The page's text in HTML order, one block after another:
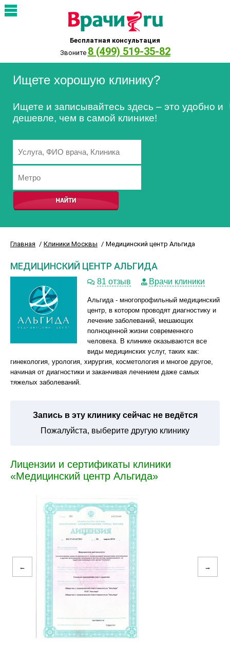
Бесплатная консультация
Звоните 8 (499) 519-35-82
Ищете хорошую клинику?
Ищете и записывайтесь здесь – это удобно и
дешевле, чем в самой клинике!
Главная Клиники Москвы Медицинский центр Альгида
МЕДИЦИНСКИЙ ЦЕНТР АЛЬГИДА
81 отзыв Врачи клиники
Альгида - многопрофильный медицинский
центр, в котором проводят диагностику и
лечение заболеваний, мешающих
полноценной жизни современного
человека. В клинике оказываются все
виды медицинских услуг, таких как:
гинекология, урология, хирургия, косметология и многое другое,
начиная от диагностики и заканчивая лечением даже самых
тяжелых заболеваний.
Запись в эту клинику сейчас не ведётся
Пожалуйста, выберите другую клинику
Лицензии и сертификаты клиники
«Медицинский центр Альгида»
← →